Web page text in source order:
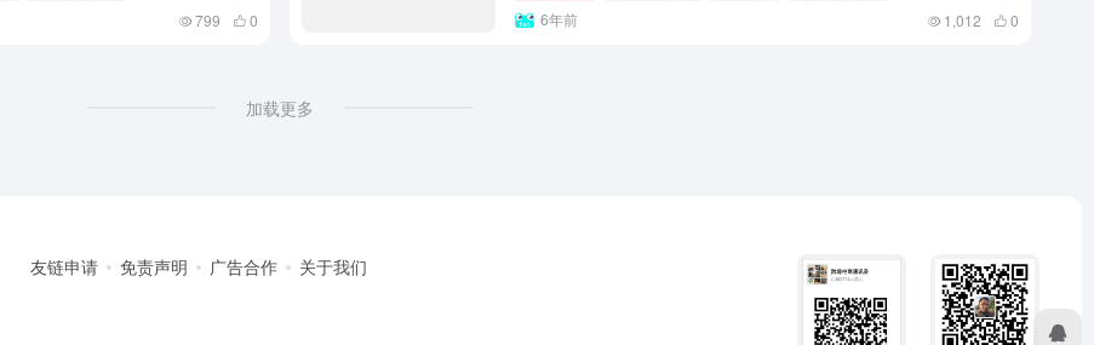
799 0 6年前 1,012 0
加载更多
友链申请 免责声明 广告合作 关于我们